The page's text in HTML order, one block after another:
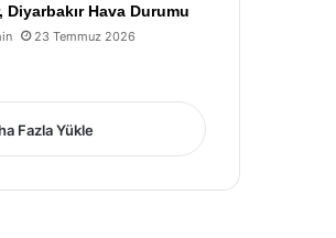
Diyarbakır Hava Durumu
23 Temmuz 2026
Fazla Yükle